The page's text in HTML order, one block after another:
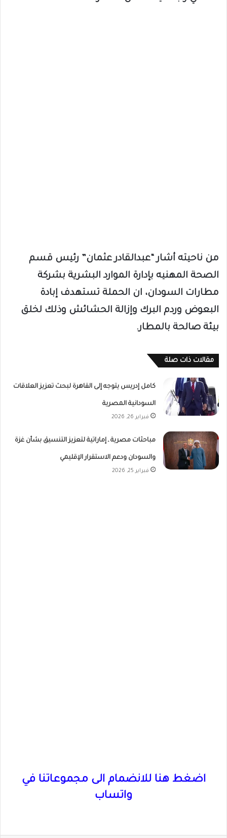
من ناحيته أشار “عبدالقادر عثمان” رئيس قسم
الصحة المهنيه بإدارة الموارد البشرية بشركة
مطارات السودان، ان الحملة تستهدف إبادة
البعوض وردم البرك وإزالة الحشائش وذلك لخلق
بيئة صالحة بالمطار.
مقالات ذات صلة
كامل إدريس يتوجه إلى القاهرة لبحث تعزيز العلاقات
السودانية المصرية
فبراير 26, 2026
مباحثات مصرية ـ إماراتية لتعزيز التنسيق بشأن غزة
والسودان ودعم الاستقرار الإقليمي
فبراير 25, 2026
اضغط هنا للانضمام الى مجموعاتنا في
واتساب